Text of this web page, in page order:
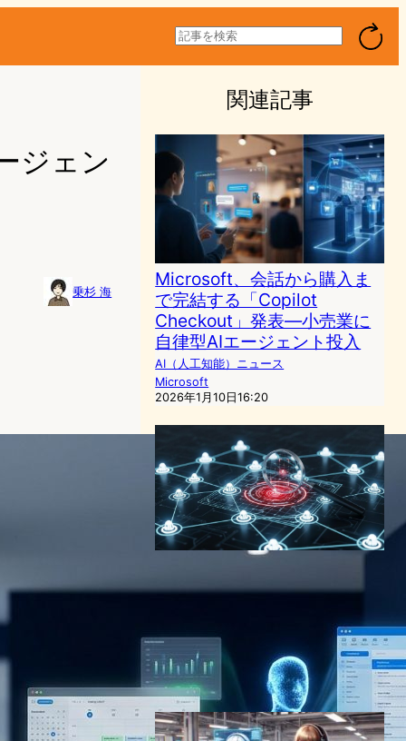
検
索
ジェン
乗杉 海
関連記事
Microsoft、会話から購入ま
で完結する「Copilot
Checkout」発表―小売業に
自律型AIエージェント投入
AI（人工知能）ニュース
Microsoft
2026年1月10日16:20
のAIエージェント脆弱性スキ
AI（人工知能）ニュース｜
サイバーセキュリティニュース
2026年3月6日9:05